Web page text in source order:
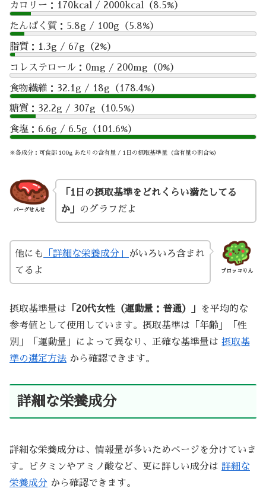
カロリー：170kcal / 2000kcal（8.5%）
たんぱく質：5.8g / 100g（5.8%）
脂質：1.3g / 67g（2%）
コレステロール：0mg / 200mg（0%）
食物繊維：32.1g / 18g（178.4%）
糖質：32.2g / 307g（10.5%）
食塩：6.6g / 6.5g（101.6%）
※各成分：可食部 100g あたりの含有量 / 1日の摂取基準量（含有量の割合%）
バーグせんせ
「1日の摂取基準をどれくらい満たしてる
か」
のグラフだよ
ブロッコりん
他にも 「詳細な栄養成分」
がいろいろ含まれ
てるよ
摂取基準量は 「20代女性（運動量：普通）」
を平均的な
参考値として使用しています。摂取基準は「年齢」「性
別」「運動量」によって異なり、正確な基準量は 摂取基
準の選定方法 から確認できます。
詳細な栄養成分
詳細な栄養成分は、情報量が多いためページを分けていま
す。ビタミンやアミノ酸など、更に詳しい成分は 詳細な
栄養成分 から確認できます。